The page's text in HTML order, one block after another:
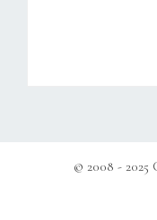
© 2008 - 2025